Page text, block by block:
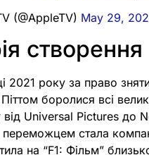
(@AppleTV) May 29,
створення
2021 року за право
боролися всі
від Universal Pictures до
переможцем стала
на “F1: Фільм”